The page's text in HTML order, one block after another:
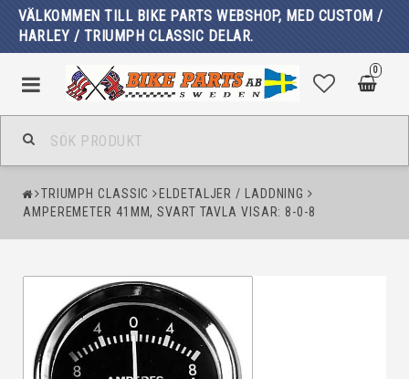
VÄLKOMMEN TILL BIKE PARTS WEBSHOP, MED CUSTOM /
HARLEY / TRIUMPH CLASSIC DELAR.
0
TRIUMPH CLASSIC
ELDETALJER / LADDNING
AMPEREMETER 41MM, SVART TAVLA VISAR: 8-0-8